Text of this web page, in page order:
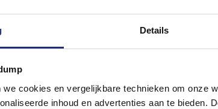
Details
we cookies en vergelijkbare technieken om onze
inhoud en advertenties aan te bieden.
badkamer op Instagram met